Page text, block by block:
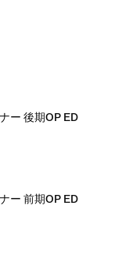
ー 後期OP ED
ー 前期OP ED